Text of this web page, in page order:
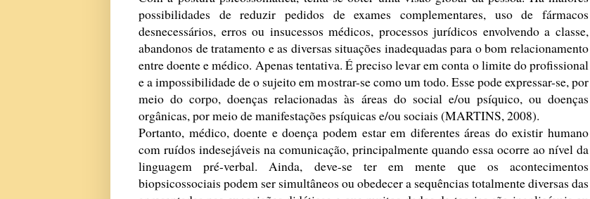
possibilidades de reduzir pedidos de exames complementares, uso de fármacos
desnecessários, erros ou insucessos médicos, processos jurídicos envolvendo a classe,
abandonos de tratamento e as diversas situações inadequadas para o bom relacionamento
entre doente e médico. Apenas tentativa. É preciso levar em conta o limite do profissional
e a impossibilidade de o sujeito em mostrar-se como um todo. Esse pode expressar-se, por
meio do corpo, doenças relacionadas às áreas do social e/ou psíquico, ou doenças
orgânicas, por meio de manifestações psíquicas e/ou sociais (MARTINS, 2008).
Portanto, médico, doente e doença podem estar em diferentes áreas do existir humano
com ruídos indesejáveis na comunicação, principalmente quando essa ocorre ao nível da
linguagem pré-verbal. Ainda, deve-se ter em mente que os acontecimentos
biopsicossociais podem ser simultâneos ou obedecer a sequências totalmente diversas das